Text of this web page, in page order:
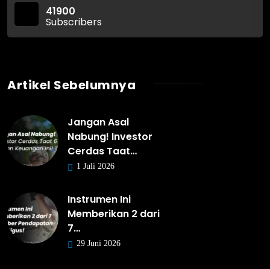
41900
Subscribers
Artikel Sebelumnya
Jangan Asal
Nabung! Investor
Cerdas Taat…
1 Juli 2026
Instrumen Ini
Memberikan 2 dari
7…
29 Juni 2026